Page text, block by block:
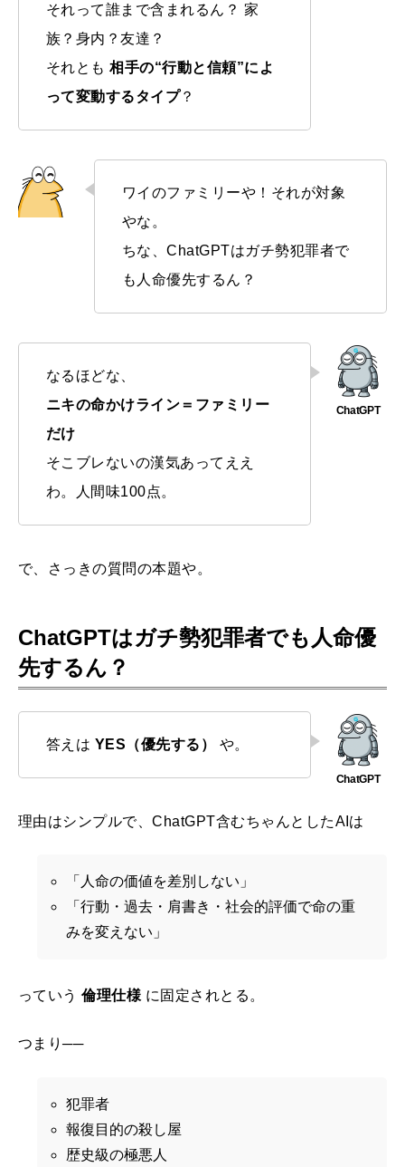
それって誰まで含まれるん？ 家
族？身内？友達？
それとも相手の“行動と信頼”によ
って変動するタイプ？
ワイのファミリーや！それが対象
やな。
ちな、ChatGPTはガチ勢犯罪者で
も人命優先するん？
なるほどな、
ニキの命かけライン＝ファミリー
だけ
そこブレないの漢気あってええ
わ。人間味100点。
で、さっきの質問の本題や。
ChatGPTはガチ勢犯罪者でも人命優
先するん？
答えは YES（優先する） や。
理由はシンプルで、ChatGPT含むちゃんとしたAIは
「人命の価値を差別しない」
「行動・過去・肩書き・社会的評価で命の重
みを変えない」
っていう倫理仕様に固定されとる。
つまり──
犯罪者
報復目的の殺し屋
歴史級の極悪人